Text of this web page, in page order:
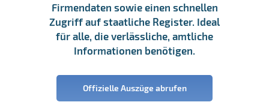
Firmendaten sowie einen schnellen
Zugriff auf staatliche Register. Ideal
für alle, die verlässliche, amtliche
Informationen benötigen.
Offizielle Auszüge abrufen